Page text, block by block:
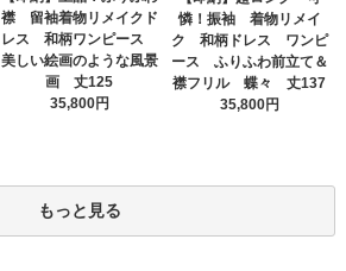
襟 留袖着物リメイクド
レス 和柄ワンピース
美しい絵画のような風景
画 丈125
35,800円
憐！振袖 着物リメイ
ク 和柄ドレス ワンピ
ース ふりふわ前立て＆
襟フリル 蝶々 丈137
35,800円
もっと見る